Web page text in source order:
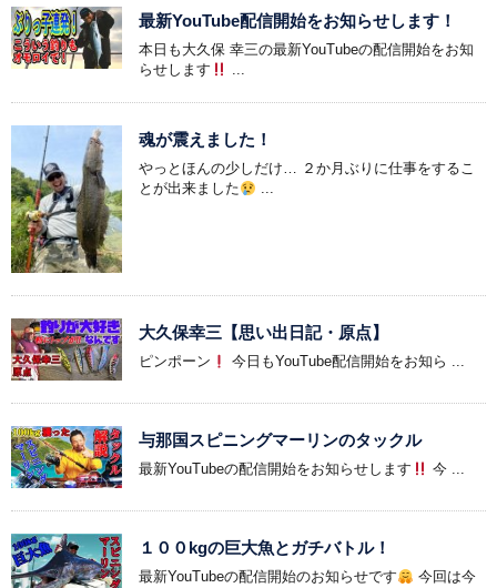
最新YouTube配信開始をお知らせします！
本日も大久保 幸三の最新YouTubeの配信開始をお知
らせします
...
魂が震えました！
やっとほんの少しだけ… ２か月ぶりに仕事をするこ
とが出来ました
...
大久保幸三【思い出日記・原点】
ピンポーン 今日もYouTube配信開始をお知ら ...
与那国スピニングマーリンのタックル
最新YouTubeの配信開始をお知らせします 今 ...
１００kgの巨大魚とガチバトル！
最新YouTubeの配信開始のお知らせです
今回は今